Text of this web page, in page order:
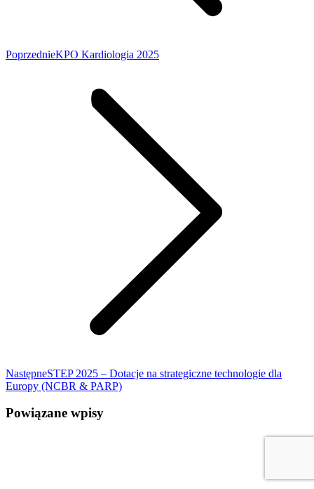
PoprzednieKPO Kardiologia 2025
NastępneSTEP 2025 – Dotacje na strategiczne technologie dla
Europy (NCBR & PARP)
Powiązane wpisy